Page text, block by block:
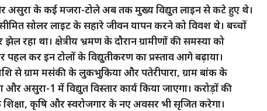
असुरा के कई मजरा-टोले अब तक मुख्य विद्युत लाइन से कटे हुए थे।
सोलर लाइट के सहारे जीवन यापन करने को विवश थे। बच्चों
रहा था। क्षेत्रीय भ्रमण के दौरान ग्रामीणों की समस्या को
पहल कर इन टोलों के विद्युतीकरण का प्रस्ताव आगे बढ़ाया।
से ग्राम मसंकी के लुकभुकिया और पतेरीपारा, ग्राम बांक के
असुरा-1 में विद्युत विस्तार कार्य किया जाएगा। करोड़ों की
कृषि और स्वरोजगार के नए अवसर भी सृजित करेगा।